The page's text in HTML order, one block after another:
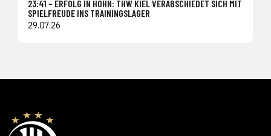
23:41 – ERFOLG IN HOHN: THW KIEL VERABSCHIEDET SICH MIT
SPIELFREUDE INS TRAININGSLAGER
29.07.26